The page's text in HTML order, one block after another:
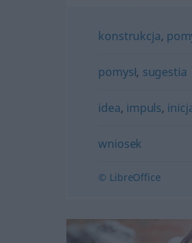
konstrukcja,
pomysł, sugestia
idea, impuls,
wniosek
© LibreOffice